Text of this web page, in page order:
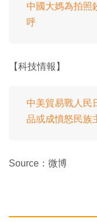
中國大媽為拍照
呼
【科技情報】
中美貿易戰人民
品或成憤怒民族
Source：微博